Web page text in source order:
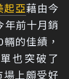
起亞藉由今
年前十月銷
的佳績，
也突破了
場上頗受好